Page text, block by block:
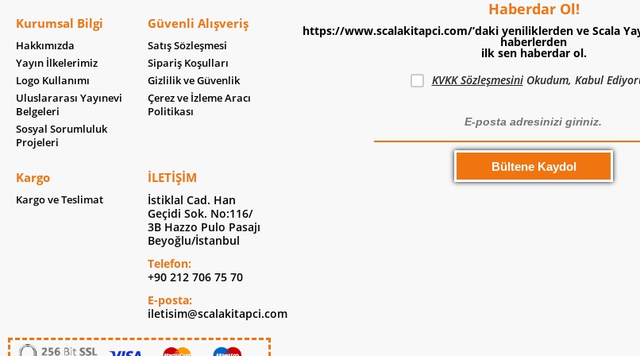
Kurumsal Bilgi
Hakkımızda
Yayın İlkelerimiz
Logo Kullanımı
Uluslararası Yayınevi
Belgeleri
Sosyal Sorumluluk
Projeleri
Güvenli Alışveriş
Satış Sözleşmesi
Sipariş Koşulları
Gizlilik ve Güvenlik
Çerez ve İzleme Aracı
Politikası
Kargo
Kargo ve Teslimat
İLETIŞIM
İstiklal Cad. Han
Geçidi Sok. No:116/
3B Hazzo Pulo Pasajı
Beyoğlu/İstanbul
Telefon:
+90 212 706 75 70
E-posta:
iletisim@scalakitapci.com
Haberdar Ol!
https://www.scalakitapci.com/’daki yeniliklerden ve Scala
haberlerden
ilk sen haberdar ol.
KVKK SözleşmesiniOkudum, Kabul